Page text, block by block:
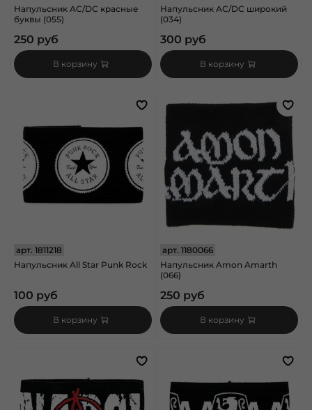
Напульсник AC/DC красные
буквы (055)
250 руб
В корзину
Напульсник AC/DC широкий
(034)
300 руб
В корзину
арт. 1811218
Напульсник All Star Punk Rock
100 руб
В корзину
арт.1180066
Напульсник Amon Amarth
(066)
250 руб
В корзину